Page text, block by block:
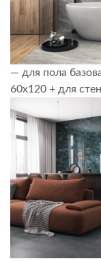
— для пола
60х120 + для